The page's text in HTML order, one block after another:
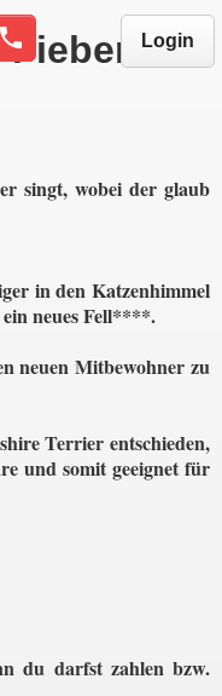
phone Login
singt, wobei der glaub
in den Katzenhimmel
neues Fell****.
neuen Mitbewohner zu
Terrier entschieden,
und somit geeignet für
du darfst zahlen bzw.